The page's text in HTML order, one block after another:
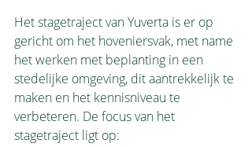
Het stagetraject van Yuverta is er op
gericht om het hoveniersvak, met name
het werken met beplanting in een
stedelijke omgeving, dit aantrekkelijk te
maken en het kennisniveau te
verbeteren. De focus van het
stagetraject ligt op: